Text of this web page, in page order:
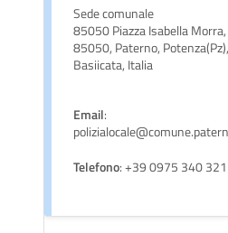
Sede comunale
85050 Piazza Isabella
85050, Paterno, Potenza(Pz),
Basiicata, Italia
Email:
Telefono: +39 0975 340